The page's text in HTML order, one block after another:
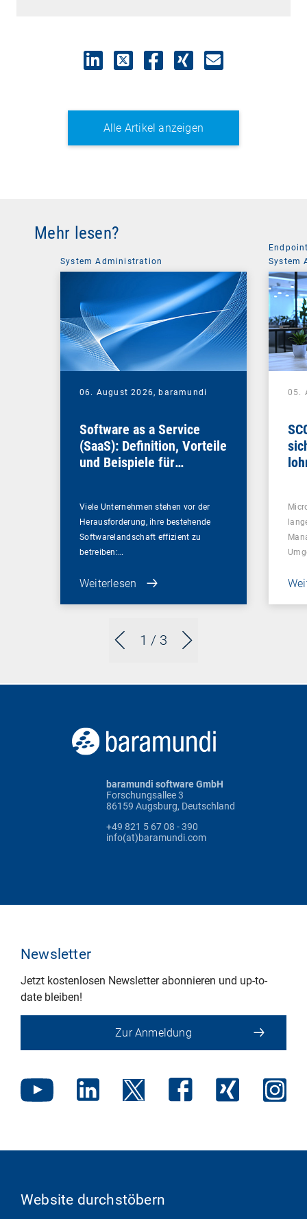
Alle Artikel anzeigen
Mehr lesen?
1 / 3
System Administration
06. August 2026,baramundi
Software as a Service
(SaaS): Definition, Vorteile
und Beispiele für
Viele Unternehmen stehen vor der
Herausforderung, ihre bestehende
Softwarelandschaft effizient zu
betreiben:…
Weiterlesen
System
05.
baramundi software GmbH
Forschungsallee 3
86159 Augsburg, Deutschland
+49 821 5 67 08 - 390
info(at)baramundi.com
Newsletter
Jetzt kostenlosen Newsletter abonnieren und up-to-
date bleiben!
Zur Anmeldung
Website durchstöbern